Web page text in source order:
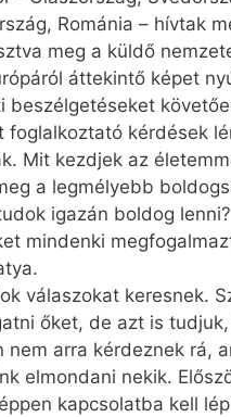
Románia – hívtak
meg a küldő
áttekintő képet
beszélgetéseket
foglalkoztató kérdések
Mit kezdjek az
a legmélyebb
igazán boldog
mindenki
válaszokat keresnek.
őket, de azt is
nem arra kérdeznek rá,
elmondani nekik.
kapcsolatba kell